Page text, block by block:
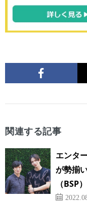
関連する記事
エンタ
が勢揃
（BSP